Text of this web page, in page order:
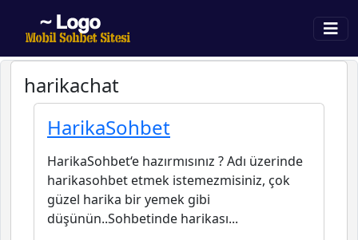
harikachat
HarikaSohbet
HarikaSohbet‘e hazırmısınız ? Adı üzerinde
harikasohbet etmek istemezmisiniz, çok
güzel harika bir yemek gibi
düşünün..Sohbetinde harikası...